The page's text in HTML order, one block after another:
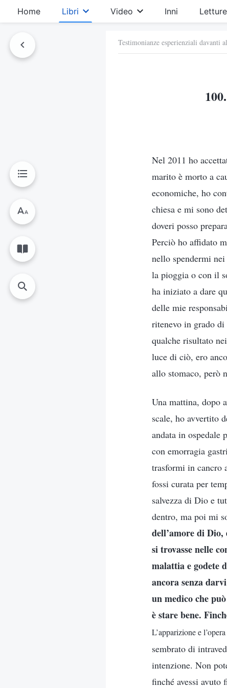
Home Libri Video Inni Letture
Testimonianze esperienziali
Nel 2011 ho
marito è morto a
economiche, ho
chiesa e mi sono
doveri posso
Perciò ho affidato
nello spendermi
la pioggia o con il
ha iniziato a dare
delle mie
ritenevo in grado
qualche risultato
luce di ciò, ero
allo stomaco, però
Una mattina, dopo
scale, ho avvertito
andata in ospedale
con emorragia
trasformi in cancro
fossi curata per
salvezza di Dio e
dentro, ma poi mi
dell’amore di Dio,
si trovasse nelle
malattia e godete
ancora senza
un medico che
è stare bene.
L’apparizione e
sembrato di
intenzione. Non
finché avessi